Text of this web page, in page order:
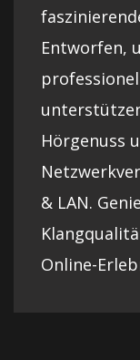
Entworfen,
Hörgenuss
& LAN.
Online-